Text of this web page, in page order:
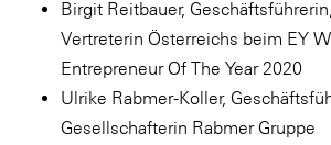
Birgit Reitbauer,
Vertreterin Österreichs beim EY
Entrepreneur Of The Year 2020
Ulrike Rabmer-Koller,
Gesellschafterin Rabmer Gruppe